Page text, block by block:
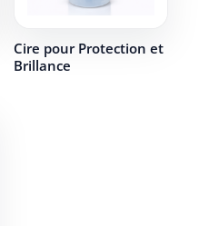
Cire pour Protection et
Brillance